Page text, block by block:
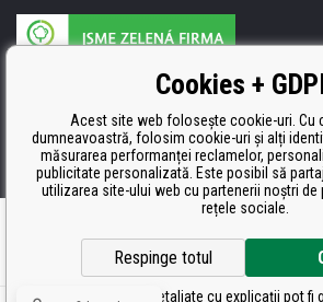
Producătorul umpluturii de rezervă este
ISO 9001, ISO 14001 şi STMC.
Ecommerce solutions
Cookies +
Acest site web folosește cookie-uri. Cu
dumneavoastră, folosim cookie-uri și alți
măsurarea performanței reclamelor,
publicitate personalizată. Este posibil să
utilizarea site-ului web cu partenerii noștri de
rețele sociale.
Respinge totul
Setări detaliate cu explicații pot fi